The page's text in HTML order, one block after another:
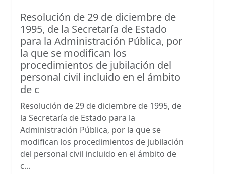
Resolución de 29 de diciembre de
1995, de la Secretaría de Estado
para la Administración Pública, por
la que se modifican los
procedimientos de jubilación del
personal civil incluido en el ámbito
de c
Resolución de 29 de diciembre de 1995, de
la Secretaría de Estado para la
Administración Pública, por la que se
modifican los procedimientos de jubilación
del personal civil incluido en el ámbito de
c...